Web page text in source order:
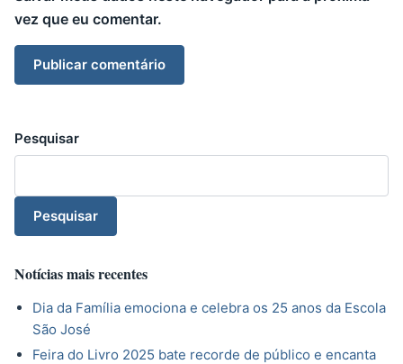
vez que eu comentar.
Pesquisar
Pesquisar
Notícias mais recentes
Dia da Família emociona e celebra os 25 anos da Escola
São José
Feira do Livro 2025 bate recorde de público e encanta